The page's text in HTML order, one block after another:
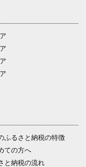
ふるさと納税の特徴
ての方へ
と納税の流れ